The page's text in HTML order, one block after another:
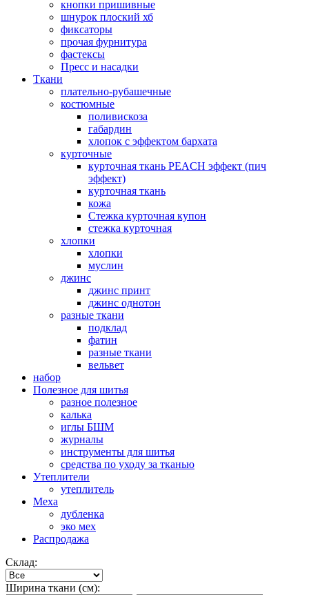
кнопки пришивные
шнурок плоский хб
фиксаторы
прочая фурнитура
фастексы
Пресс и насадки
Ткани
плательно-рубашечные
костюмные
поливискоза
габардин
хлопок с эффектом бархата
курточные
курточная ткань PEACH эффект (пич
эффект)
курточная ткань
кожа
Стежка курточная купон
стежка курточная
хлопки
хлопки
муслин
джинс
джинс принт
джинс однотон
разные ткани
подклад
фатин
разные ткани
вельвет
набор
Полезное для шитья
разное полезное
калька
иглы БШМ
журналы
инструменты для шитья
средства по уходу за тканью
Утеплители
утеплитель
Меха
дубленка
эко мех
Распродажа
Склад:
Ширина ткани (см):